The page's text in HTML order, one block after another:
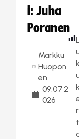
i: Juha
Poranen
Markku
Huopon
en
09.07.2
026
L
u
k
u
k
e
r
t